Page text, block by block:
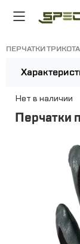
ПЕРЧАТКИ
Нет в наличии
Перчатки